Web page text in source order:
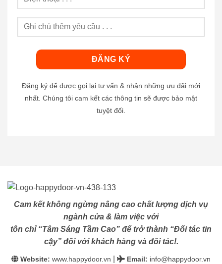
Đăng ký để được gọi lại tư vấn & nhận những ưu đãi mới
nhất. Chúng tôi cam kết các thông tin sẽ được bảo mật
tuyệt đối.
Cam kết không ngừng nâng cao chất lượng dịch vụ
ngành cửa & làm việc với
tôn chỉ “Tâm Sáng Tầm Cao” để trở thành “Đối tác tin
cậy” đối với khách hàng và đối tác!.
Website: www.happydoor.vn Email: info@happydoor.vn